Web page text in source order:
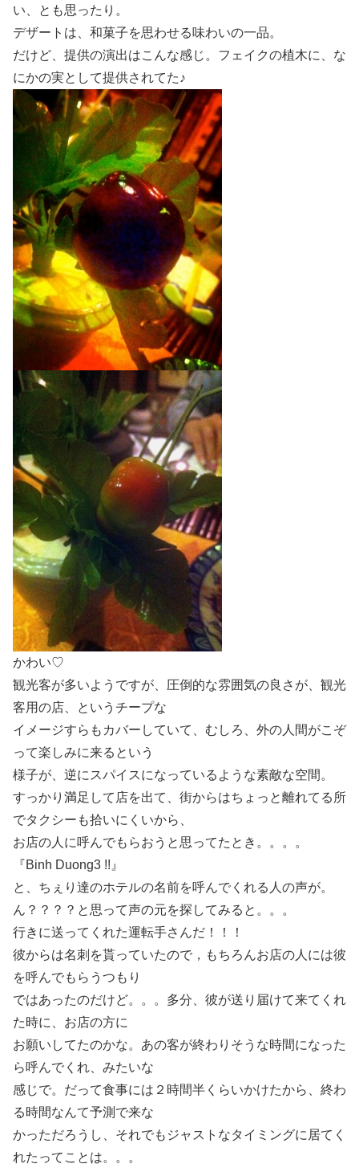
い、とも思ったり。
デザートは、和菓子を思わせる味わいの一品。
だけど、提供の演出はこんな感じ。フェイクの植木に、な
にかの実として提供されてた♪
かわい♡
観光客が多いようですが、圧倒的な雰囲気の良さが、観光
客用の店、というチープな
イメージすらもカバーしていて、むしろ、外の人間がこぞ
って楽しみに来るという
様子が、逆にスパイスになっているような素敵な空間。
すっかり満足して店を出て、街からはちょっと離れてる所
でタクシーも拾いにくいから、
お店の人に呼んでもらおうと思ってたとき。。。。
『Binh Duong3 !!』
と、ちぇり達のホテルの名前を呼んでくれる人の声が。
ん？？？？と思って声の元を探してみると。。。
行きに送ってくれた運転手さんだ！！！
彼からは名刺を貰っていたので，もちろんお店の人には彼
を呼んでもらうつもり
ではあったのだけど。。。多分、彼が送り届けて来てくれ
た時に、お店の方に
お願いしてたのかな。あの客が終わりそうな時間になった
ら呼んでくれ、みたいな
感じで。だって食事には２時間半くらいかけたから、終わ
る時間なんて予測で来な
かっただろうし、それでもジャストなタイミングに居てく
れたってことは。。。